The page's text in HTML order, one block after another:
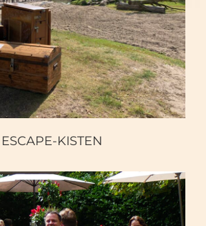
KISTEN
ESCAPE-KISTEN